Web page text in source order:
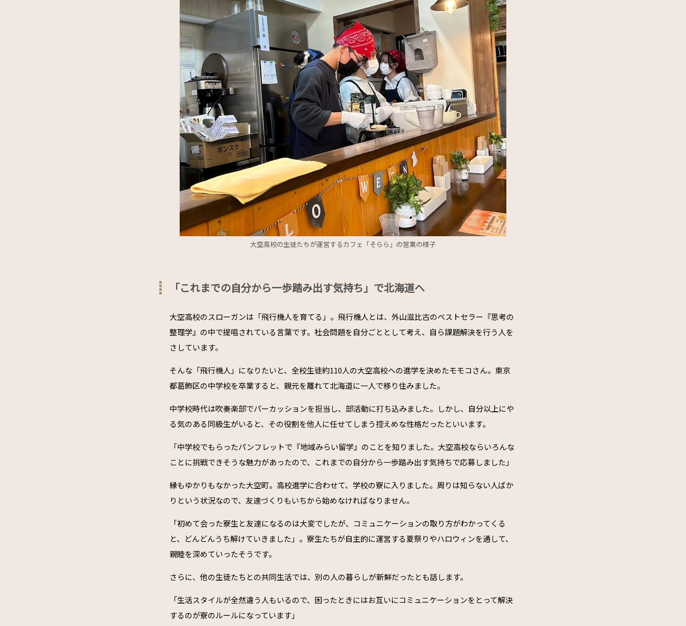
大空高校の生徒たちが運営するカフェ「そらら」の営業の様子
「これまでの自分から一歩踏み出す気持ち」で北海道へ
大空高校のスローガンは「飛行機人を育てる」。飛行機人とは、外山滋比古のベストセラー『思考の
整理学』の中で提唱されている言葉です。社会問題を自分ごととして考え、自ら課題解決を行う人を
さしています。
そんな「飛行機人」になりたいと、全校生徒約110人の大空高校への進学を決めたモモコさん。東京
都葛飾区の中学校を卒業すると、親元を離れて北海道に一人で移り住みました。
中学校時代は吹奏楽部でパーカッションを担当し、部活動に打ち込みました。しかし、自分以上にや
る気のある同級生がいると、その役割を他人に任せてしまう控えめな性格だったといいます。
「中学校でもらったパンフレットで『地域みらい留学』のことを知りました。大空高校ならいろんな
ことに挑戦できそうな魅力があったので、これまでの自分から一歩踏み出す気持ちで応募しました」
縁もゆかりもなかった大空町。高校進学に合わせて、学校の寮に入りました。周りは知らない人ばか
りという状況なので、友達づくりもいちから始めなければなりません。
「初めて会った寮生と友達になるのは大変でしたが、コミュニケーションの取り方がわかってくる
と、どんどんうち解けていきました」。寮生たちが自主的に運営する夏祭りやハロウィンを通して、
親睦を深めていったそうです。
さらに、他の生徒たちとの共同生活では、別の人の暮らしが新鮮だったとも話します。
「生活スタイルが全然違う人もいるので、困ったときにはお互いにコミュニケーションをとって解決
するのが寮のルールになっています」